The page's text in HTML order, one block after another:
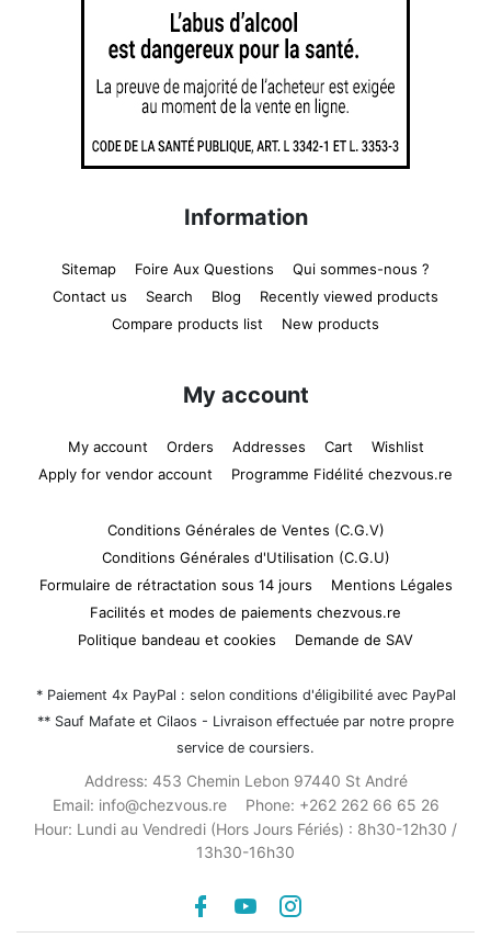
Information
Sitemap Foire Aux Questions
Qui sommes-nous ?
Contact us
Search Blog
Recently viewed products
Compare products list
New products
My account
My account Orders Addresses Cart
Wishlist
Apply for vendor account
Programme Fidélité chezvous.re
Conditions Générales de Ventes (C.G.V)
Conditions Générales d'Utilisation (C.G.U)
Formulaire de rétractation sous 14 jours
Mentions Légales
Facilités et modes de paiements chezvous.re
Politique bandeau et cookies
Demande de SAV
* Paiement 4x PayPal : selon conditions d'éligibilité avec PayPal
** Sauf Mafate et Cilaos - Livraison effectuée par notre propre
service de coursiers.
Address: 453 Chemin Lebon 97440 St André
Email: info@chezvous.re Phone: +262 262 66 65 26
Hour: Lundi au Vendredi (Hors Jours Fériés) : 8h30-12h30 /
13h30-16h30
Facebook
youtube
instagram